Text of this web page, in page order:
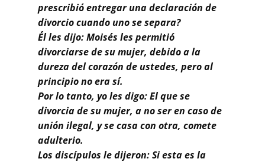
prescribió entregar una declaración de
divorcio cuando uno se separa?
Él les dijo: Moisés les permitió
divorciarse de su mujer, debido a la
dureza del corazón de ustedes, pero al
principio no era sí.
Por lo tanto, yo les digo: El que se
divorcia de su mujer, a no ser en caso de
unión ilegal, y se casa con otra, comete
adulterio.
Los discípulos le dijeron: Si esta es la